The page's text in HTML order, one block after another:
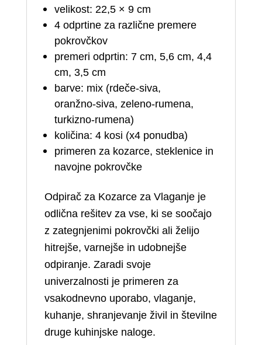
velikost: 22,5 × 9 cm
4 odprtine za različne premere
pokrovčkov
premeri odprtin: 7 cm, 5,6 cm, 4,4
cm, 3,5 cm
barve: mix (rdeče‑siva,
oranžno‑siva, zeleno‑rumena,
turkizno‑rumena)
količina: 4 kosi (x4 ponudba)
primeren za kozarce, steklenice in
navojne pokrovčke
Odpirač za Kozarce za Vlaganje je
odlična rešitev za vse, ki se soočajo
z zategnjenimi pokrovčki ali želijo
hitrejše, varnejše in udobnejše
odpiranje. Zaradi svoje
univerzalnosti je primeren za
vsakodnevno uporabo, vlaganje,
kuhanje, shranjevanje živil in številne
druge kuhinjske naloge.